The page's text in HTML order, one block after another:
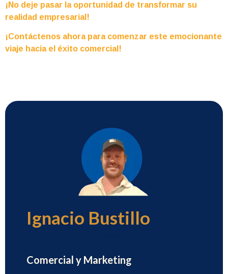
¡No deje pasar la oportunidad de transformar su
realidad empresarial!
¡Contáctenos ahora para comenzar este emocionante
viaje hacia el éxito comercial!
Ignacio Bustillo
Comercial y Marketing